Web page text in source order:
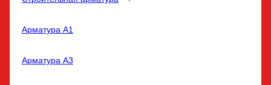
Арматура A1
Арматура A3